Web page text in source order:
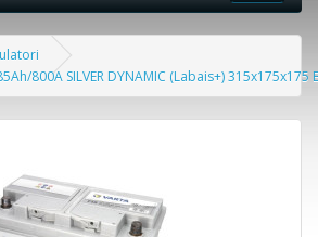
800A SILVER DYNAMIC (Labais+)